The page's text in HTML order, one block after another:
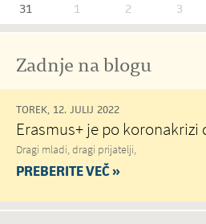
31
1 2 3
Zadnje na blogu
TOREK, 12. JULIJ 2022
Erasmus+ je po koronakrizi
Dragi mladi, dragi prijatelji,
PREBERITE VEČ »